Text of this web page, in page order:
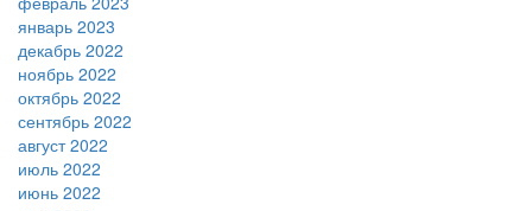
январь 2023
декабрь 2022
ноябрь 2022
октябрь 2022
сентябрь 2022
август 2022
июль 2022
июнь 2022